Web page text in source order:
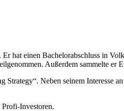
hat einen Bachelorabschluss in
Außerdem sammelte
Neben seinem Interesse
Investoren.